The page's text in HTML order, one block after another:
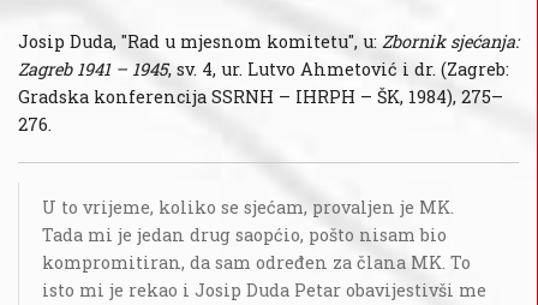
Josip Duda, "Rad u mjesnom komitetu", u: Zbornik sjećanja:
Zagreb 1941 – 1945, sv. 4, ur. Lutvo Ahmetović i dr. (Zagreb:
Gradska konferencija SSRNH – IHRPH – ŠK, 1984), 275–
276.
U to vrijeme, koliko se sjećam, provaljen je MK.
Tada mi je jedan drug saopćio, pošto nisam bio
kompromitiran, da sam određen za člana MK. To
isto mi je rekao i Josip Duda Petar obavijestivši me